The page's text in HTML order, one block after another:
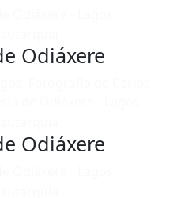
Odiáxere
Odiáxere